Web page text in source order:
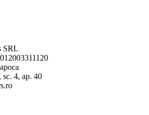
SRL
sc. 4, ap. 40